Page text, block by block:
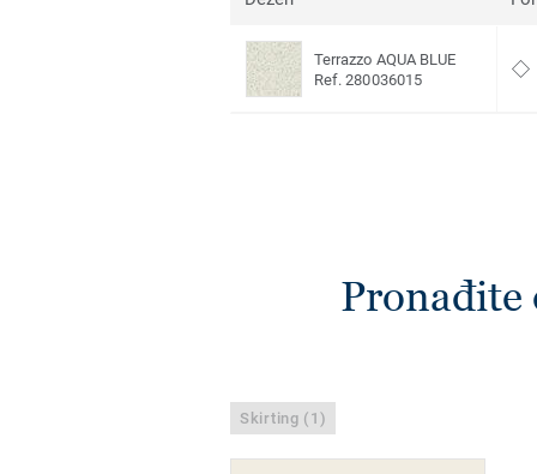
Terrazzo AQUA BLUE
Ref. 280036015
Pronađite
Skirting (1)